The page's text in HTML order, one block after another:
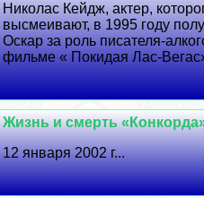
Николас Кейдж, актер,
высмеивают, в 1995 году
Оскар за роль писателя-
фильме « Покидая Лас-
Жизнь и cмepть
12 января 2002 г...